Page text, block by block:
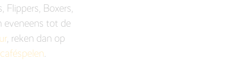
Flippers, Boxers,
eveneens tot de
, reken dan op
caféspelen.